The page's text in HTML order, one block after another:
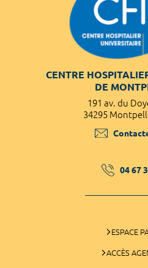
CENTRE
DE
191 av. du
34295
04 67
ESPACE
ACCÈS